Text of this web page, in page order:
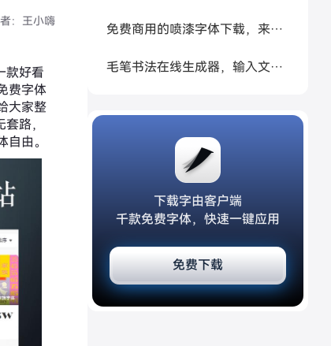
： 王小嗨
款好看
费字体
大家整
路，
由。
免费商用的喷漆字体下载，来试试让 AI 帮你生成
毛笔书法在线生成器，输入文字秒变书法大家
下载字由客户端
千款免费字体，快速一键应用
免费下载